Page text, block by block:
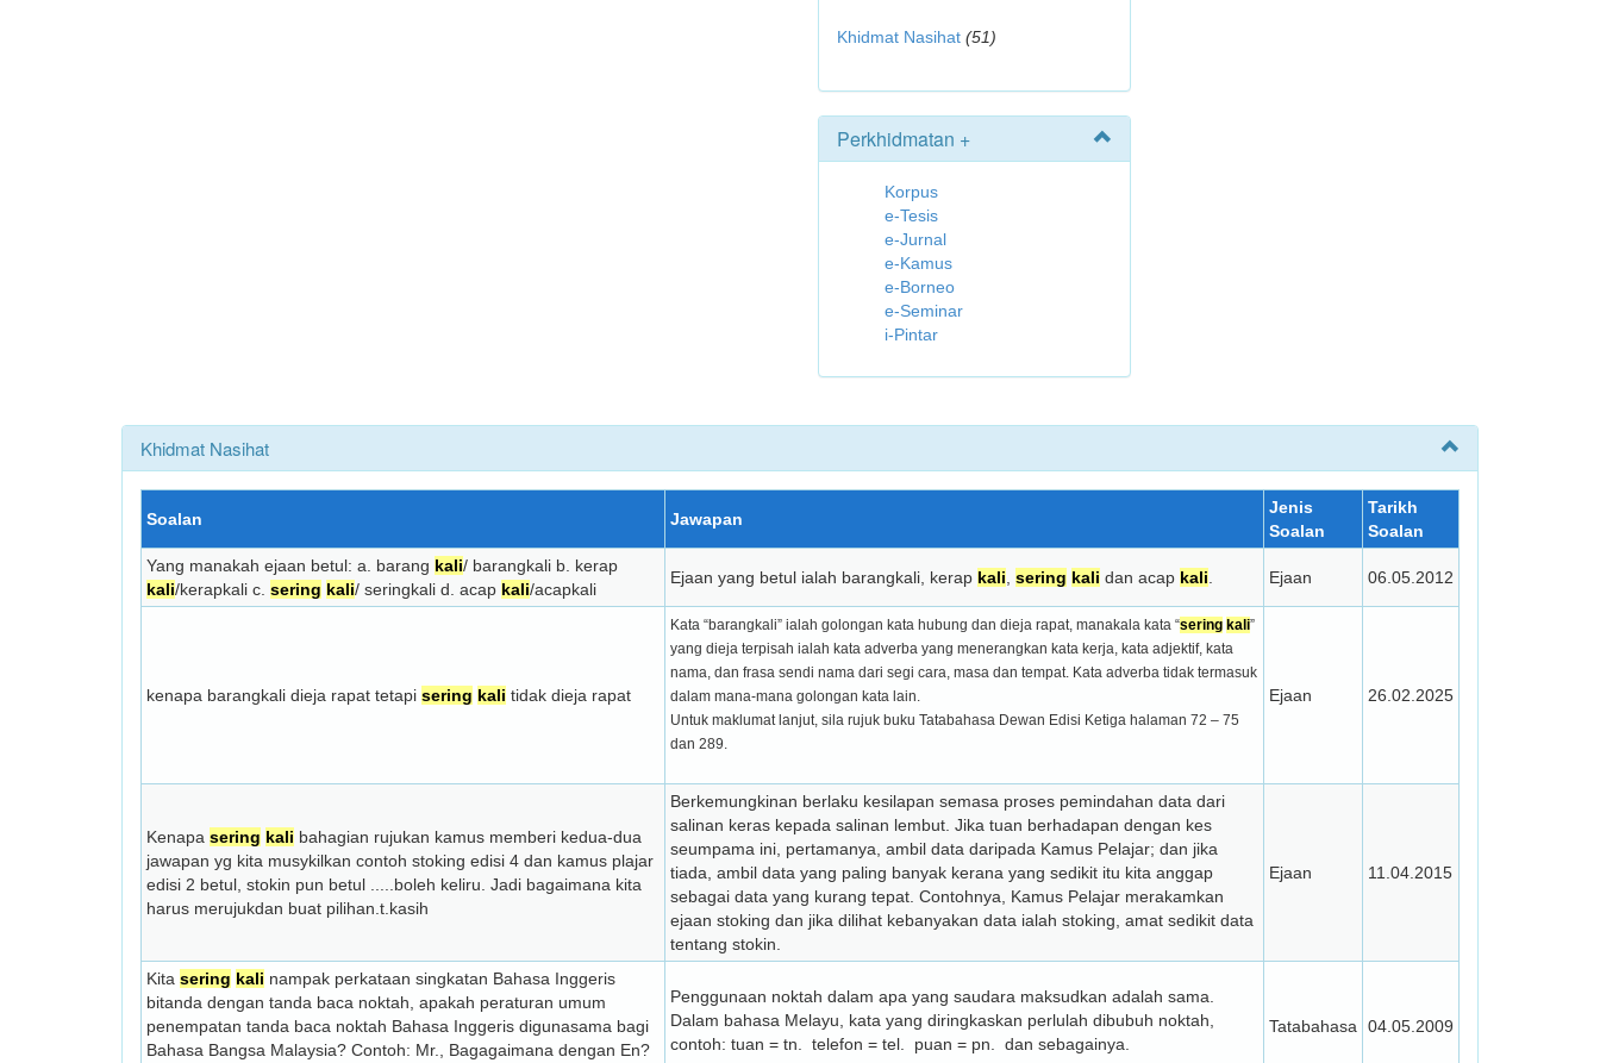
Khidmat Nasihat (51)
Perkhidmatan +
Korpus
e-Tesis
e-Jurnal
e-Kamus
e-Borneo
e-Seminar
i-Pintar
Khidmat Nasihat
Soalan Jawapan
Jenis
Soalan
Tarikh
Soalan
Yang manakah ejaan betul: a. barang kali/ barangkali b. kerap
kali/kerapkali c. sering kali/ seringkali d. acap kali/acapkali
Ejaan yang betul ialah barangkali, kerap kali sering kali dan acap kali Ejaan 06.05.2012
kenapa barangkali dieja rapat tetapi sering kali tidak dieja rapat
​Kata “barangkali” ialah golongan kata hubung dan dieja rapat, manakala kata “sering kali”
yang dieja terpisah ialah kata adverba yang menerangkan kata kerja, kata adjektif, kata
nama, dan frasa sendi nama dari segi cara, masa dan tempat. Kata adverba tidak termasuk
dalam mana-mana golongan kata lain.
Untuk maklumat lanjut, sila rujuk buku Tatabahasa Dewan Edisi Ketiga halaman 72 – 75
dan 289.
Ejaan 26.02.2025
Kenapa sering kali bahagian rujukan kamus memberi kedua-dua
jawapan yg kita musykilkan contoh stoking edisi 4 dan kamus plajar
edisi 2 betul, stokin pun betul .....boleh keliru. Jadi bagaimana kita
harus merujukdan buat pilihan.t.kasih
Berkemungkinan berlaku kesilapan semasa proses pemindahan data dari
salinan keras kepada salinan lembut. Jika tuan berhadapan dengan kes
seumpama ini, pertamanya, ambil data daripada Kamus Pelajar; dan jika
tiada, ambil data yang paling banyak kerana yang sedikit itu kita anggap
sebagai data yang kurang tepat. Contohnya, Kamus Pelajar merakamkan
ejaan stoking dan jika dilihat kebanyakan data ialah stoking, amat sedikit data
tentang stokin.
Ejaan 11.04.2015
Kita sering kali nampak perkataan singkatan Bahasa Inggeris
bitanda dengan tanda baca noktah, apakah peraturan umum
penempatan tanda baca noktah Bahasa Inggeris digunasama bagi
Bahasa Bangsa Malaysia? Contoh: Mr., Bagagaimana dengan En?
Penggunaan noktah dalam apa yang saudara maksudkan adalah sama.
Dalam bahasa Melayu, kata yang diringkaskan perlulah dibubuh noktah,
contoh: tuan = tn. telefon = tel. puan = pn. dan sebagainya.
Tatabahasa 04.05.2009